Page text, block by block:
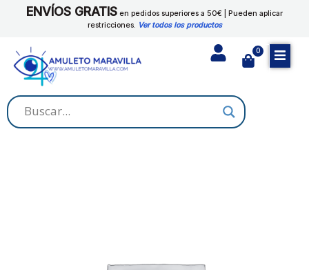
ENVÍOS GRATIS en pedidos superiores a 50€ | Pueden aplicar
restricciones. Ver todos los productos
0
Cart
cantidad